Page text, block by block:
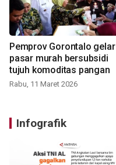
Pemprov Gorontalo gelar
pasar murah bersubsidi
tujuh komoditas pangan
Rabu, 11 Maret 2026
Infografik